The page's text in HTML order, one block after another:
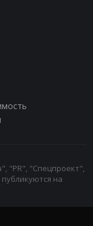
"PR", "Спецпроект",
на